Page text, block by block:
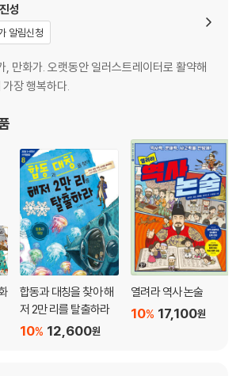
성
알림신청
, 만화가. 오랫동안 일러스트레이터로 활약해
장 행복하다.
합동과 대칭을 찾아 해
저 2만 리를 탈출하라
12,600원
10%
열려라 역사 논술
17,100원
10%